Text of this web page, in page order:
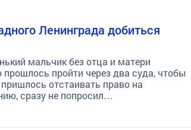
Ленинграда добиться
мальчик без отца и матери
пройти через два суда, чтобы
отстаивать право на
сразу не попросил…